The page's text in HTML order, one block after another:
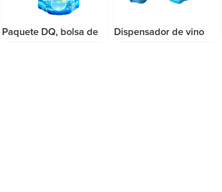
Dispensador de vino
China DQ PACK rollo de